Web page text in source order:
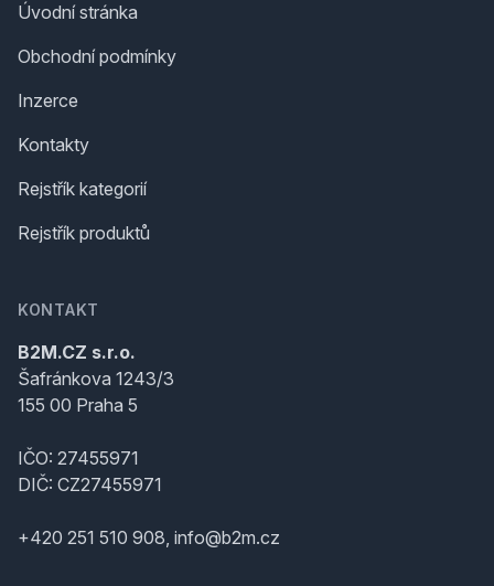
Úvodní stránka
Obchodní podmínky
Inzerce
Kontakty
Rejstřík kategorií
Rejstřík produktů
KONTAKT
B2M.CZ s.r.o.
Šafránkova 1243/3
155 00 Praha 5
IČO: 27455971
DIČ: CZ27455971
+420 251 510 908, info@b2m.cz